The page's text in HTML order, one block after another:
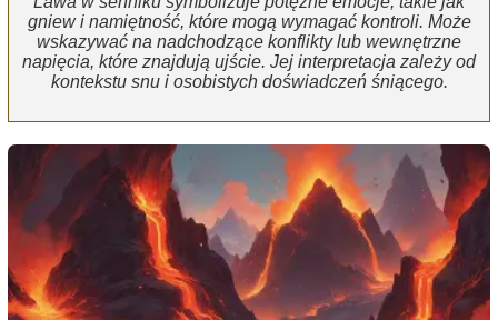
gniew i namiętność, które mogą wymagać kontroli. Może
wskazywać na nadchodzące konflikty lub wewnętrzne
napięcia, które znajdują ujście. Jej interpretacja zależy od
kontekstu snu i osobistych doświadczeń śniącego.